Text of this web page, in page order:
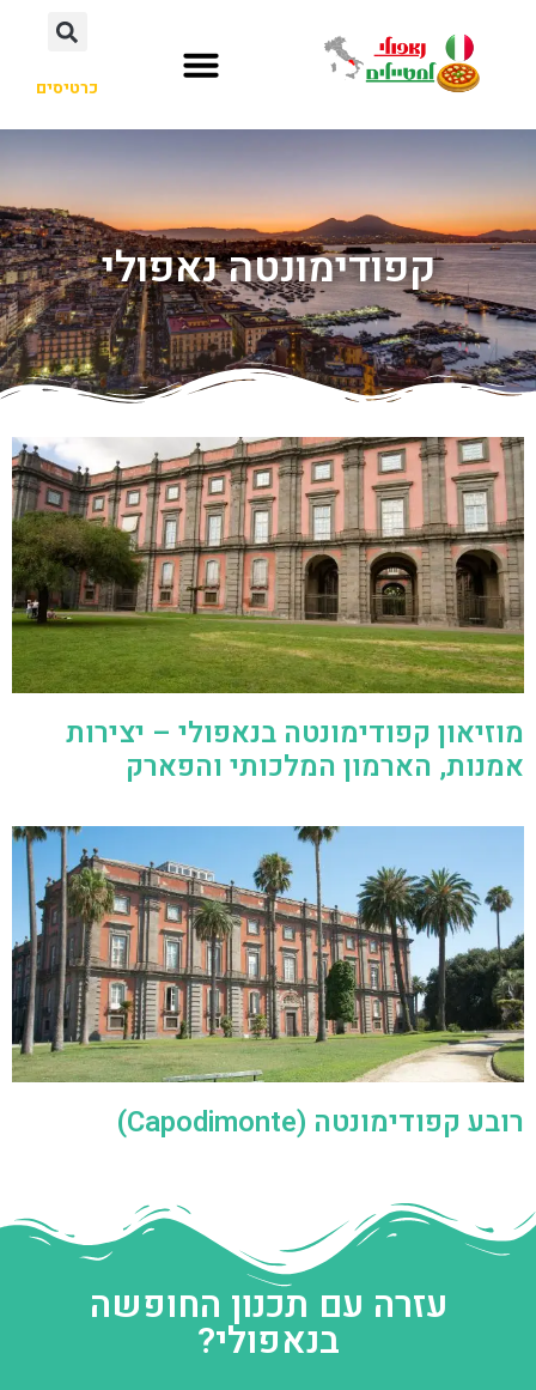
כרטיסים
קפודימונטה נאפולי
מוזיאון קפודימונטה בנאפולי – יצירות
אמנות, הארמון המלכותי והפארק
רובע קפודימונטה (Capodimonte)
עזרה עם תכנון החופשה
בנאפולי?